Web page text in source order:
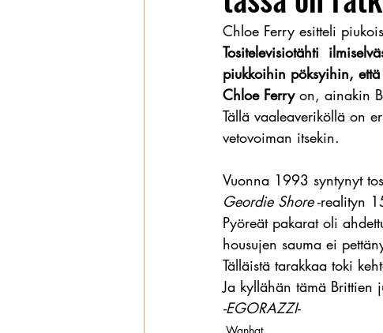
Chloe Ferry esitteli
Tositelevisiotähti
piukkoihin pöksyihin,
Chloe Ferry on, ainakin
Tällä vaaleaveriköllä on
vetovoiman itsekin.
Vuonna 1993 syntynyt
Geordie Shore -realityn
Pyöreät pakarat oli
housujen sauma ei
Tälläistä tarakkaa toki
Ja kyllähän tämä Brittien
-EGORAZZI-